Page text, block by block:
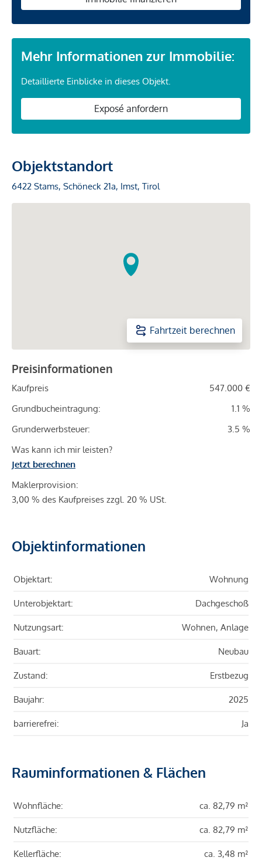
Mehr Informationen zur Immobilie:
Detaillierte Einblicke in dieses Objekt.
Exposé anfordern
Objektstandort
6422 Stams, Schöneck 21a, Imst, Tirol
Fahrtzeit berechnen
Preisinformationen
Kaufpreis
547.000 €
Grundbucheintragung:
1.1 %
Grunderwerbsteuer:
3.5 %
Was kann ich mir leisten?
Jetzt berechnen
Maklerprovision:
3,00 % des Kaufpreises zzgl. 20 % USt.
Objektinformationen
Objektart: Wohnung
Unterobjektart: Dachgeschoß
Nutzungsart: Wohnen, Anlage
Bauart: Neubau
Zustand: Erstbezug
Baujahr: 2025
barrierefrei: Ja
Rauminformationen & Flächen
Wohnfläche: ca. 82,79 m²
Nutzfläche: ca. 82,79 m²
Kellerfläche: ca. 3,48 m²